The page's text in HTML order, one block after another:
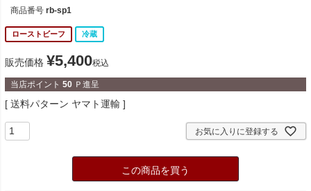
商品番号 rb-sp1
ローストビーフ 冷蔵
販売価格 ¥5,400税込
当店ポイント 50 Ｐ進呈
送料パターン ヤマト運輸
お気に入りに登録する
この商品を買う